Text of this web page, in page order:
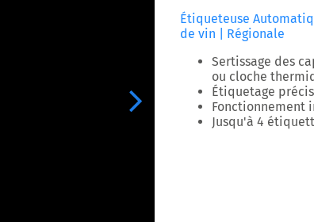
Next
Étiqueteuse
de vin | Régionale
Sertissage des
ou cloche
Étiquetage
Fonctionnement
Jusqu'à 4